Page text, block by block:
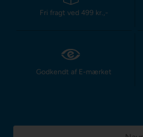
Fri fragt ved 499 kr.,-
Godkendt af E-mærket